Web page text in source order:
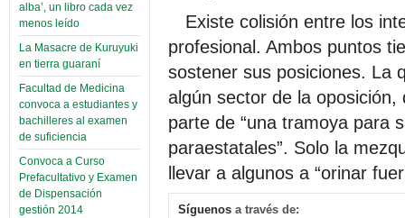
alba’, un libro cada vez
menos leído
La Masacre de Kuruyuki
en tierra guaraní
Facultad de Medicina
convoca a estudiantes y
bachilleres al examen
de suficiencia
Convoca a Curso
Prefacultativo y Examen
de Dispensación
gestión 2014
Existe colisión entre los
profesional. Ambos puntos
sostener sus posiciones. La
algún sector de la
parte de “una tramoya para
paraestatales”. Solo la
llevar a algunos a “orinar
Síguenos a través de: